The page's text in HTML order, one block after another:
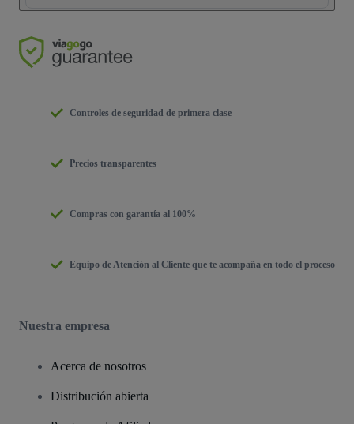
Controles de seguridad de primera clase
Precios transparentes
Compras con garantía al 100%
Equipo de Atención al Cliente que te acompaña en todo el proceso
Nuestra empresa
Acerca de nosotros
Distribución abierta